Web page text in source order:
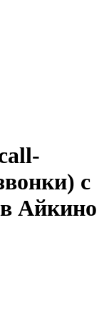
с
Айкино